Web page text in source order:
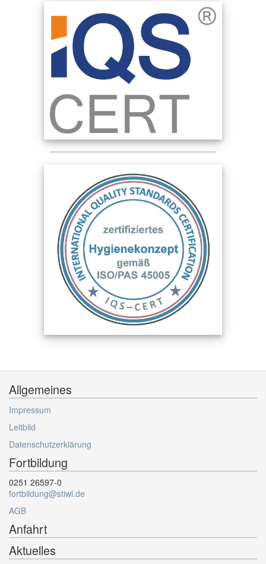
Allgemeines
Impressum
Leitbild
Datenschutzerklärung
Fortbildung
0251 26597-0
fortbildung@stiwl.de
AGB
Anfahrt
Aktuelles